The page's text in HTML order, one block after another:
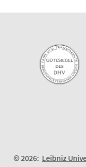
© 2026: Leibniz